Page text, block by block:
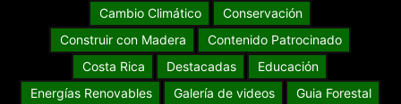
Cambio Climático
Conservación
Construir con Madera
Contenido Patrocinado
Costa Rica
Destacadas
Educación
Energías Renovables
Galería de videos
Guia Forestal